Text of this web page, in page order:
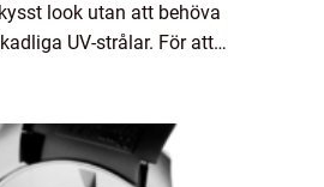
look utan att behöva
UV-strålar. För att